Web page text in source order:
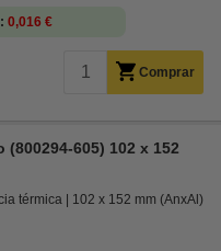
0,016 €
Comprar
605) 102 x 152
térmica
102 x 152 mm (AnxAl)